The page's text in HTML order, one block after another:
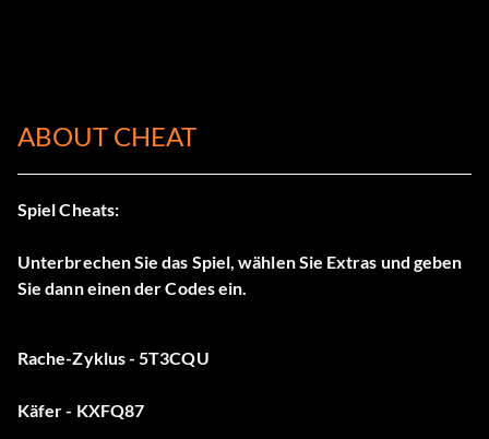
ABOUT CHEAT
Spiel Cheats:
Unterbrechen Sie das Spiel, wählen Sie Extras und geben
Sie dann einen der Codes ein.
Rache-Zyklus - 5T3CQU
Käfer - KXFQ87